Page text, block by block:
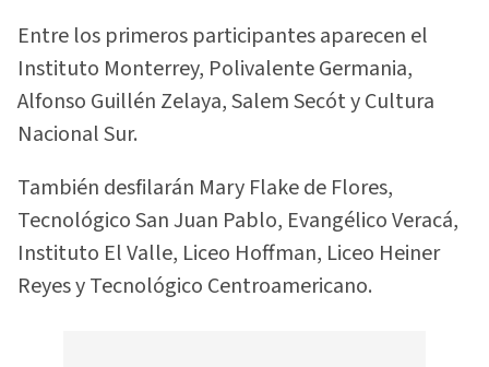
Entre los primeros participantes aparecen el
Instituto Monterrey, Polivalente Germania,
Alfonso Guillén Zelaya, Salem Secót y Cultura
Nacional Sur.
También desfilarán Mary Flake de Flores,
Tecnológico San Juan Pablo, Evangélico Veracá,
Instituto El Valle, Liceo Hoffman, Liceo Heiner
Reyes y Tecnológico Centroamericano.